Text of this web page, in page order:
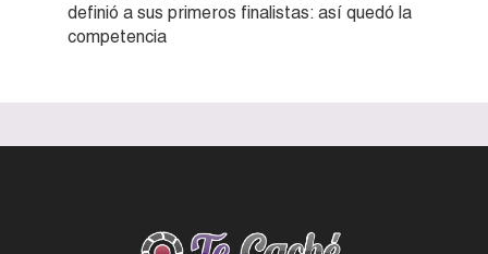
definió a sus primeros finalistas: así quedó la
competencia